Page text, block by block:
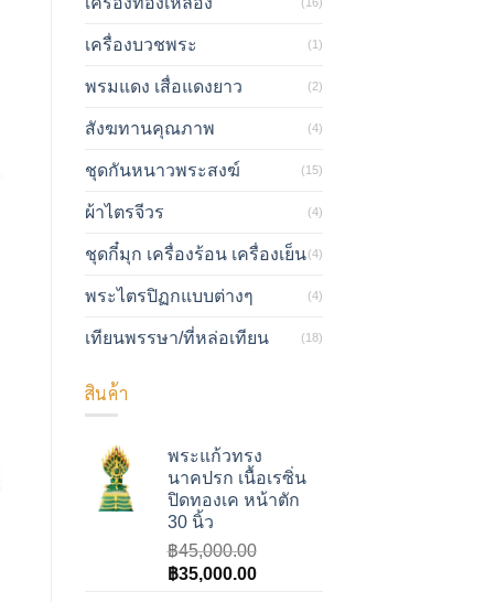
เครื่องบวชพระ (1)
พรมแดง เสื่อแดงยาว (2)
สังฆทานคุณภาพ (4)
ชุดกันหนาวพระสงฆ์ (15)
ผ้าไตรจีวร (4)
ชุดกี๋มุก เครื่องร้อน เครื่องเย็น (4)
พระไตรปิฏกแบบต่างๆ (4)
เทียนพรรษา/ที่หล่อเทียน (18)
สินค้า
พระแก้วทรง
นาคปรก เนื้อเรซิ่น
ปิดทองเค หน้าตัก
30 นิ้ว
฿45,000.00
Original
฿35,000.00Current